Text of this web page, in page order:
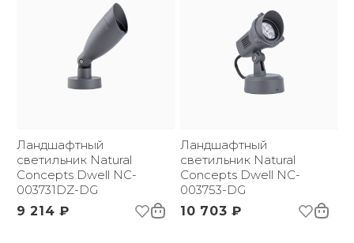
Ландшафтный
светильник Natural
Concepts Dwell NC-
003731DZ-DG
9 214 ₽
Ландшафтный
светильник Natural
Concepts Dwell NC-
003753-DG
10 703 ₽